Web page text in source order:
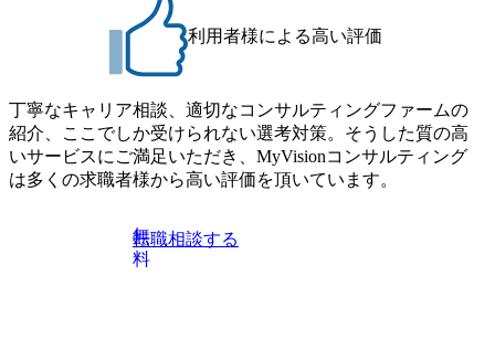
利用者様による高い評価
丁寧なキャリア相談、適切なコンサルティングファームの
紹介、ここでしか受けられない選考対策。そうした質の高
いサービスにご満足いただき、MyVisionコンサルティング
は多くの求職者様から高い評価を頂いています。
無
料
転職相談する